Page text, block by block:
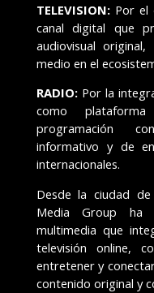
TELEVISION:Por el
canal digital que
audiovisual
medio en el
RADIO:Por la
como
programación
informativo y de
internacionales.
Desde la ciudad
Media Group ha
multimedia que
televisión online,
entretener y
contenido original y